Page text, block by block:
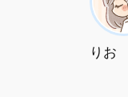
りお